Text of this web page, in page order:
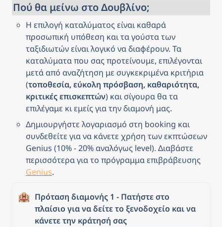
Πού θα μείνω στο Δουβλίνο;
Η επιλογή καταλύματος είναι καθαρά
προσωπική υπόθεση και τα γούστα των
ταξιδιωτών είναι λογικό να διαφέρουν. Τα
καταλύματα που σας προτείνουμε, επιλέγονται
μετά από αναζήτηση με συγκεκριμένα κριτήρια
(τοποθεσία, εύκολη πρόσβαση, καθαριότητα,
κριτικές επισκεπτών) και σίγουρα θα τα
επιλέγαμε κι εμείς για την διαμονή μας.
Δημιουργήστε λογαριασμό στη booking και
συνδεθείτε για να κάνετε χρήση των εκπτώσεων
Genius (10% - 20% αναλόγως level). Διαβάστε
Genius.
🏨 Πρόταση διαμονής 1 - Πατήστε στο
πλαίσιο για να δείτε το ξενοδοχείο και να
κάνετε την κράτησή σας